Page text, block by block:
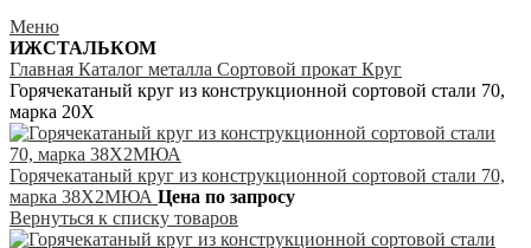
Меню
ИЖСТАЛЬКОМ
Главная Каталог металла Сортовой прокат Круг
Горячекатаный круг из конструкционной сортовой стали 70,
марка 20Х
Горячекатаный круг из конструкционной сортовой стали 70,
марка 38Х2МЮА Цена по запросу
Вернуться к списку товаров